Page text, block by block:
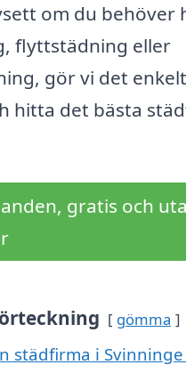
om du behöver
flyttstädning eller
gör vi det
hitta det bästa
gratis och
gömma
städfirma i